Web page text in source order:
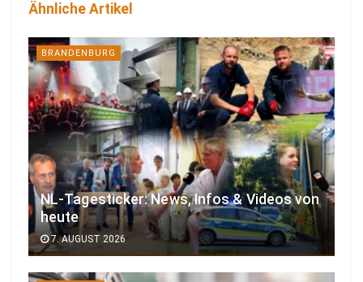
Ähnliche Artikel
BRANDENBURG
NL-Tagesticker: News, Infos & Videos von
heute
7. AUGUST 2026